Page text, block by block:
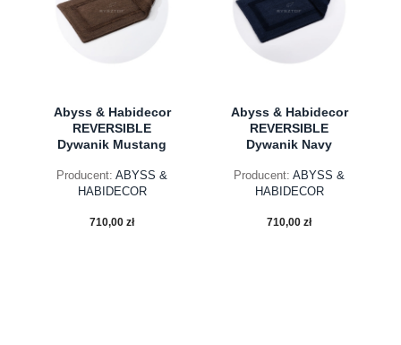
Abyss & Habidecor
REVERSIBLE
Dywanik Mustang
Producent: ABYSS &
HABIDECOR
710,00 zł
Abyss & Habidecor
REVERSIBLE
Dywanik Navy
Producent: ABYSS &
HABIDECOR
710,00 zł